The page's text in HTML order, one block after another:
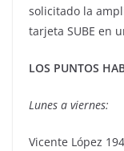
solicitado la
tarjeta SUBE en
LOS PUNTOS
Lunes a viernes:
Vicente López